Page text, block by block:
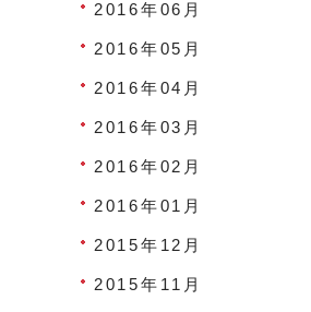
2016年06月
2016年05月
2016年04月
2016年03月
2016年02月
2016年01月
2015年12月
2015年11月